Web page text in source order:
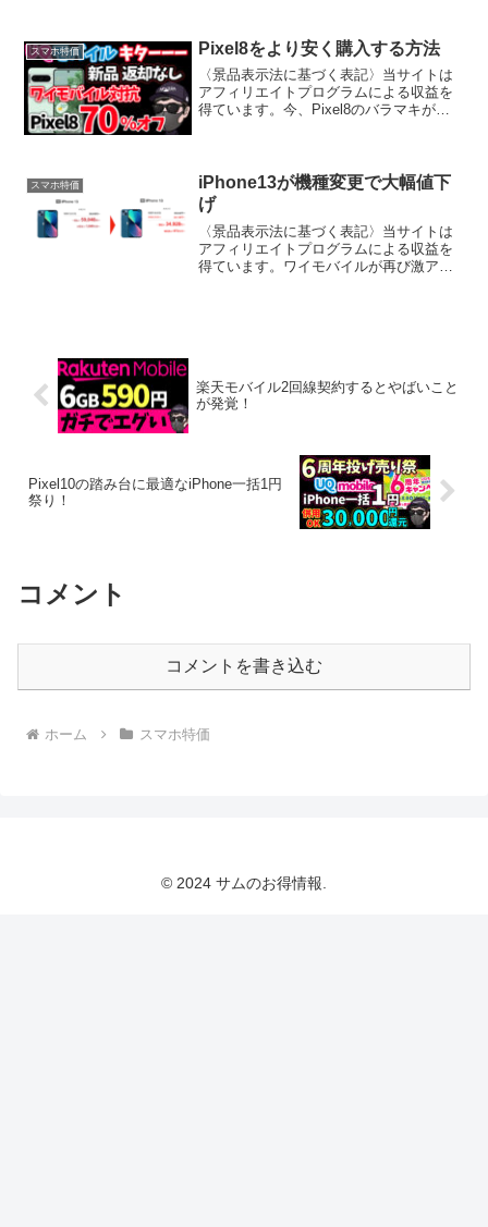
スマホ特価 Pixel8をより安く購入する方法
〈景品表示法に基づく表記〉当サイトは
アフィリエイトプログラムによる収益を
得ています。今、Pixel8のバラマキがと
ンでは即...
スマホ特価
iPhone13が機種変更で大幅値下
げ
〈景品表示法に基づく表記〉当サイトは
アフィリエイトプログラムによる収益を
得ています。ワイモバイルが再び激アツ
楽天モバイル2回線契約するとやばいこと
が発覚！
Pixel10の踏み台に最適なiPhone一括1円
祭り！
コメント
コメントを書き込む
ホーム スマホ特価
© 2024 サムのお得情報.